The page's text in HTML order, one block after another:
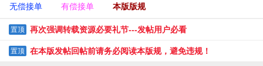
无偿接单 有偿接单 本版版规
置顶 再次强调转载资源必要礼节---发帖用户必看
置顶 在本版发帖回帖前请务必阅读本版规，避免违规！